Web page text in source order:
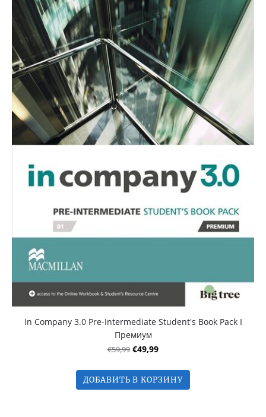
In Company 3.0 Pre-Intermediate Student's Book Pack I
Премиум
€59,99 €49,99
ДОБАВИТЬ В КОРЗИНУ